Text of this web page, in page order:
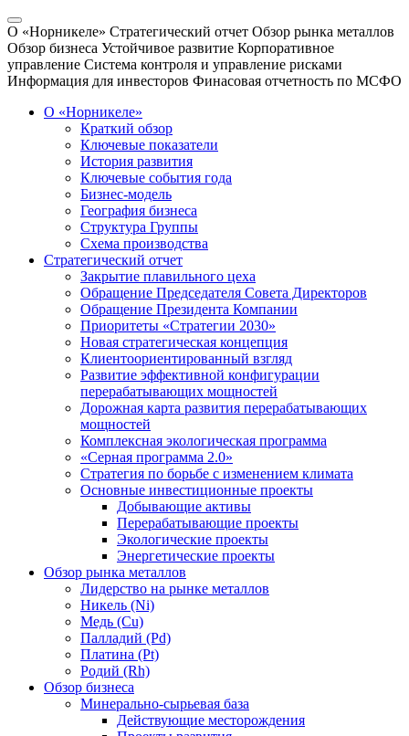
О «Норникеле» Стратегический отчет Обзор рынка металлов
Обзор бизнеса Устойчивое развитие Корпоративное
управление Система контроля и управление рисками
Информация для инвесторов Финасовая отчетность по МСФО
О «Норникеле»
Краткий обзор
Ключевые показатели
История развития
Ключевые события года
Бизнес-модель
География бизнеса
Структура Группы
Схема производства
Стратегический отчет
Закрытие плавильного цеха
Обращение Председателя Совета Директоров
Обращение Президента Компании
Приоритеты «Стратегии 2030»
Новая стратегическая концепция
Клиентоориентированный взгляд
Развитие эффективной конфигурации
перерабатывающих мощностей
Дорожная карта развития перерабатывающих
мощностей
Комплексная экологическая программа
«Серная программа 2.0»
Стратегия по борьбе с изменением климата
Основные инвестиционные проекты
Добывающие активы
Перерабатывающие проекты
Экологические проекты
Энергетические проекты
Обзор рынка металлов
Лидерство на рынке металлов
Никель (Ni)
Медь (Cu)
Палладий (Pd)
Платина (Pt)
Родий (Rh)
Обзор бизнеса
Минерально-сырьевая база
Действующие месторождения